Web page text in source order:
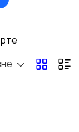
спорта